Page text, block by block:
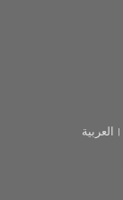
العربية |